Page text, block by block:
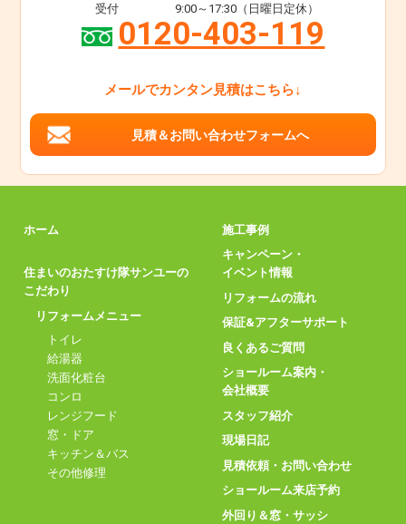
受付 9:00～17:30（日曜日定休）
0120-403-119
メールでカンタン見積はこちら↓
見積＆お問い合わせフォームへ
ホーム
住まいのおたすけ隊サンユーの
こだわり
リフォームメニュー
トイレ
給湯器
洗面化粧台
コンロ
レンジフード
窓・ドア
キッチン＆バス
その他修理
施工事例
キャンペーン・
イベント情報
リフォームの流れ
保証&アフターサポート
良くあるご質問
ショールーム案内・
会社概要
スタッフ紹介
現場日記
見積依頼・お問い合わせ
ショールーム来店予約
外回り＆窓・サッシ